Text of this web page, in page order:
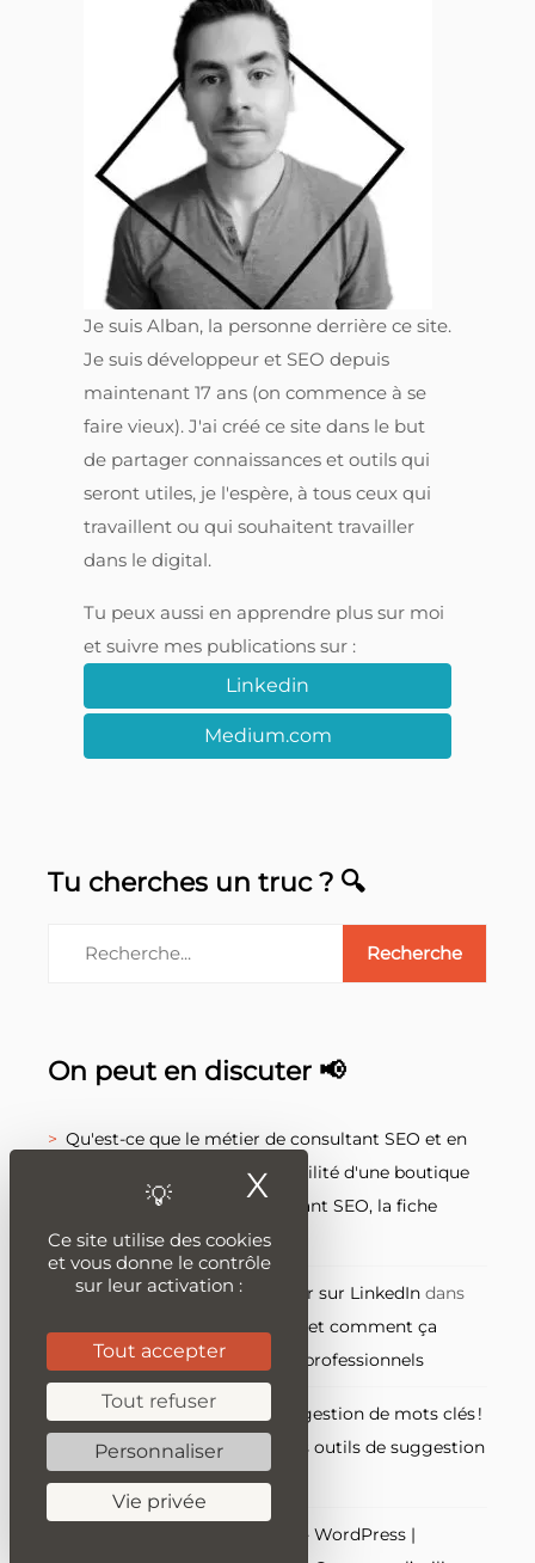
Je suis Alban, la personne derrière ce site.
Je suis développeur et SEO depuis
maintenant 17 ans (on commence à se
faire vieux). J'ai créé ce site dans le but
de partager connaissances et outils qui
seront utiles, je l'espère, à tous ceux qui
travaillent ou qui souhaitent travailler
dans le digital.
Tu peux aussi en apprendre plus sur moi
et suivre mes publications sur :
Linkedin
Medium.com
Tu cherches un truc ? 🔍
On peut en discuter 📢
Qu'est-ce que le métier de consultant SEO et en
quoi il peut améliorer la visibilité d'une boutique
e-commerce ?
Consultant SEO, la fiche
métier
Tout ce que vous devez savoir sur LinkedIn dans
LinkedIn : qu’est-ce que c’est et comment ça
marche, le réseau social des professionnels
Tout savoir sur l’outil de suggestion de mots clés !
dansQuels sont les meilleurs outils de suggestion
de mots-clés ?
Yoast SEO le guide complet - WordPress |
Ce site utilise des cookies
et vous donne le contrôle
sur leur activation :
Tout accepter
Tout refuser
Personnaliser
Vie privée
X Masquer le